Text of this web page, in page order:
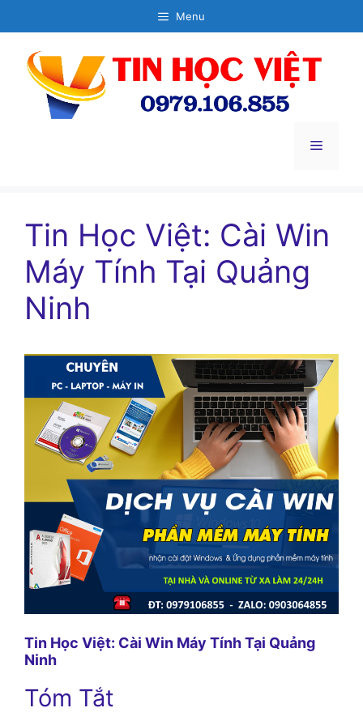
đến
dung
Menu
Menu
Tin Học Việt: Cài Win
Máy Tính Tại Quảng
Ninh
Tin Học Việt: Cài Win Máy Tính Tại Quảng
Ninh
Tóm Tắt